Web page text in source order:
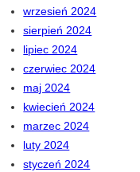
wrzesień 2024
sierpień 2024
lipiec 2024
czerwiec 2024
maj 2024
kwiecień 2024
marzec 2024
luty 2024
styczeń 2024